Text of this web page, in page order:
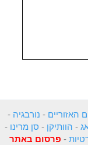
האזוריים - נורבגיה -
- הוותיקן - סן מרינו -
- פרסום באתר